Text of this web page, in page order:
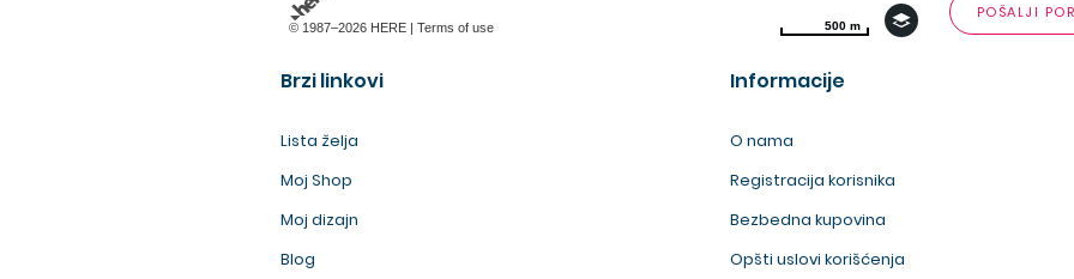
© 1987–2026 HERE | Terms of use 500 m
500 m
POŠALJI
Brzi linkovi
Lista želja
Moj Shop
Moj dizajn
Blog
Informacije
O nama
Registracija korisnika
Bezbedna kupovina
Opšti uslovi korišćenja